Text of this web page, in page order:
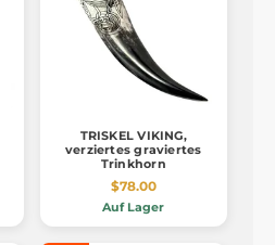
TRISKEL VIKING,
verziertes graviertes
Trinkhorn
$78.00
Auf Lager